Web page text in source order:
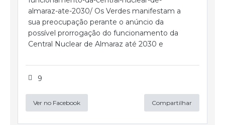
almaraz-ate-2030/ Os Verdes manifestam a
sua preocupação perante o anúncio da
possível prorrogação do funcionamento da
Central Nuclear de Almaraz até 2030 e
9
Ver no Facebook Compartilhar